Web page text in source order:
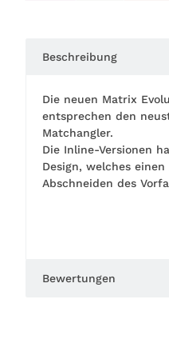
Beschreibung
Die neuen Matrix
entsprechen den
Matchangler.
Die Inline-Versionen
Design, welches
Abschneiden des
Bewertungen